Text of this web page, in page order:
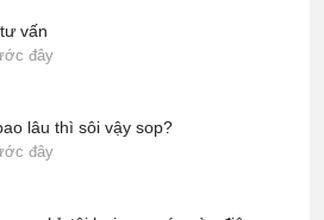
vấn
đây
lâu thì sôi vậy sop?
đây